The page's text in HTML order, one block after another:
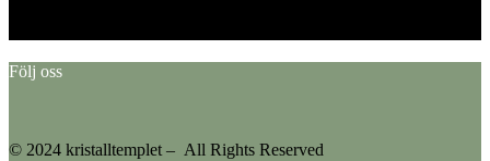
Följ oss
© 2024 kristalltemplet – All Rights Reserved